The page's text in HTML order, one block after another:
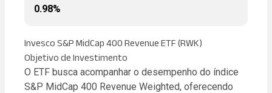
0.98%
Invesco S&P MidCap 400 Revenue ETF (RWK)
Objetivo de Investimento
O ETF busca acompanhar o desempenho do índice
S&P MidCap 400 Revenue Weighted, oferecendo